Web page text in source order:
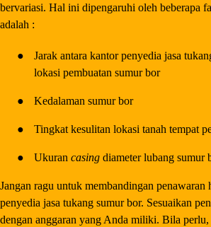
bervariasi. Hal ini dipengaruhi oleh beberapa
adalah :
●
Jarak antara kantor penyedia jasa
lokasi pembuatan sumur bor
● Kedalaman sumur bor
● Tingkat kesulitan lokasi tanah tempat
● Ukuran casing diameter lubang sumur
Jangan ragu untuk membandingan penawaran
penyedia jasa tukang sumur bor. Sesuaikan
dengan anggaran yang Anda miliki. Bila perlu,